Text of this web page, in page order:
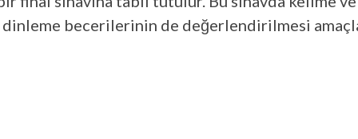
dinleme becerilerinin de değerlendirilmesi